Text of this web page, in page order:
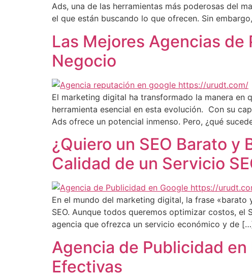
Ads, una de las herramientas más poderosas del
el que están buscando lo que ofrecen. Sin
Las Mejores Agencias
Negocio
El marketing digital ha transformado la manera en
herramienta esencial en esta evolución. Con su
Ads ofrece un potencial inmenso. Pero, ¿qué
¿Quiero un SEO Barato y
Calidad de un Servicio
En el mundo del marketing digital, la frase
SEO. Aunque todos queremos optimizar costos, el
agencia que ofrezca un servicio económico y de
Agencia de Publicidad
Efectivas